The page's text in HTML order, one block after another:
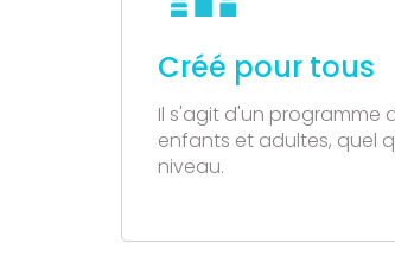
Créé pour tous
Il s'agit d'un programme
enfants et adultes, quel
niveau.